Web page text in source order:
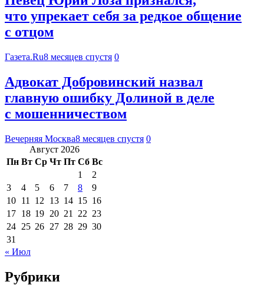
что упрекает себя за редкое общение
с отцом
Газета.Ru8 месяцев спустя 0
Адвокат Добровинский назвал
главную ошибку Долиной в деле
с мошенничеством
Вечерняя Москва8 месяцев спустя 0
Август 2026
Пн Вт Ср Чт Пт Сб Вс
1
2
3
4 5 6 7 8
9
10 11 12 13 14 15 16
17 18 19 20 21 22 23
24 25 26 27 28 29 30
31
« Июл
Рубрики